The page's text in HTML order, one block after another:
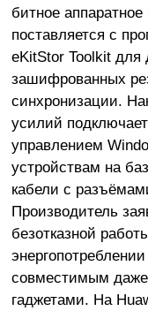
битное
поставляется с
eKitStor Toolkit для
зашифрованных
синхронизации.
усилий
управлением
устройствам на
кабели с
Производитель
безотказной
совместимым
гаджетами. На